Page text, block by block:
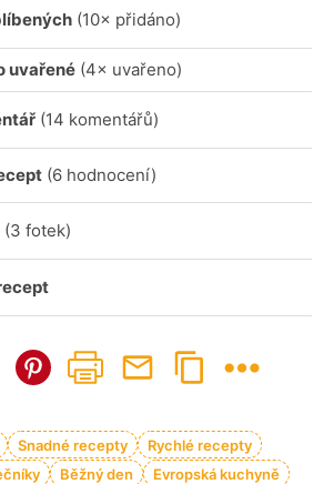
(10× přidáno)
uvařené (4× uvařeno)
(14 komentářů)
(6 hodnocení)
(3 fotek)
Snadné recepty
Rychlé recepty
Běžný den Evropská kuchyně